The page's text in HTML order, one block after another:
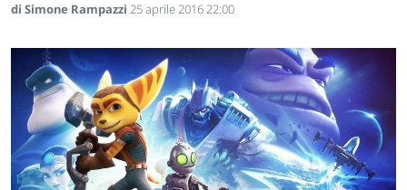
di Simone Rampazzi 25 aprile 2016 22:00